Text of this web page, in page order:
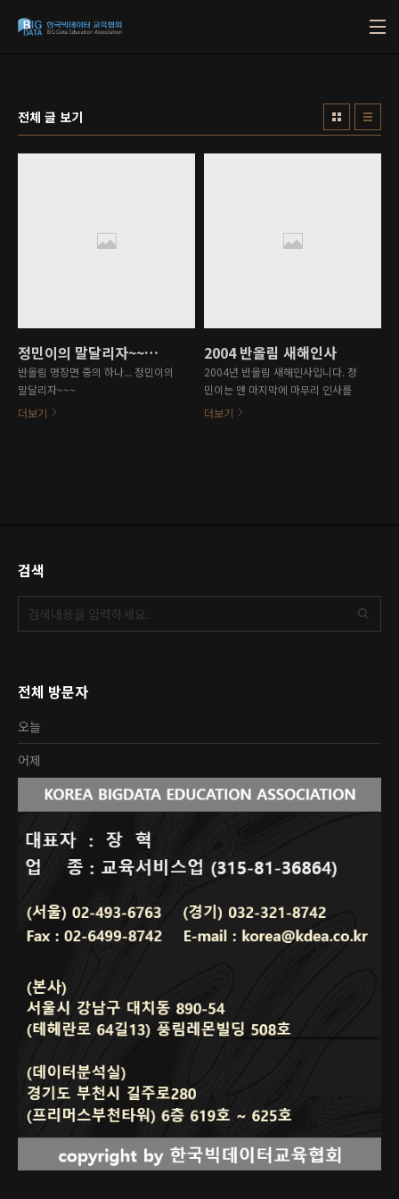
전체 글 보기
정민이의 말달리자~~~~
반올림 명장면 중의 하나... 정민이의
말달리자~~~
더보기
2004 반올림 새해인사
2004년 반올림 새해인사입니다. 정
민이는 맨 마지막에 마무리 인사를
하네요..
더보기
검색
전체 방문자
오늘
어제